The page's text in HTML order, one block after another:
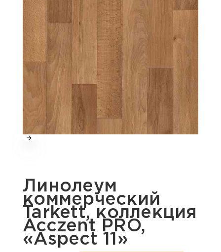
Линолеум
коммерческий
Tarkett, коллекция
Acczent PRO,
«Aspect 11»